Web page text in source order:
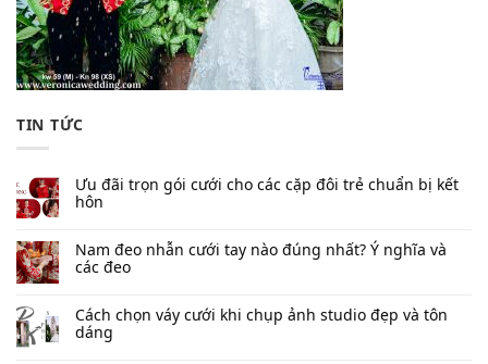
TIN TỨC
Ưu đãi trọn gói cưới cho các cặp đôi trẻ chuẩn bị kết
hôn
Nam đeo nhẫn cưới tay nào đúng nhất​? Ý nghĩa và
các đeo
Cách chọn váy cưới khi chụp ảnh studio đẹp và tôn
dáng